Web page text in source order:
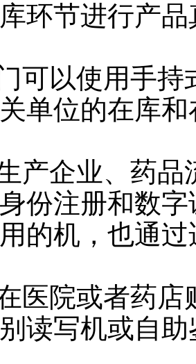
环节进行产
可以使用手持
单位的在库
产企业、药
份注册和数
的机，也通
医院或者药
读写机或自